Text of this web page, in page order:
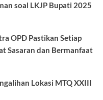
soal LKJP Bupati 2025
OPD Pastikan Setiap
Sasaran dan Bermanfaat
Lokasi MTQ XXIII